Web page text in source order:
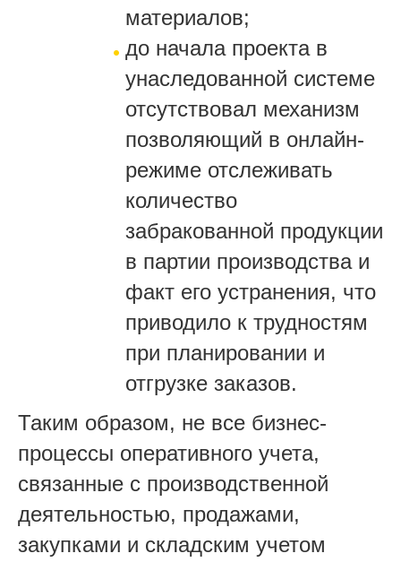
материалов;
до начала проекта в
унаследованной системе
отсутствовал механизм
позволяющий в онлайн-
режиме отслеживать
количество
забракованной продукции
в партии производства и
факт его устранения, что
приводило к трудностям
при планировании и
отгрузке заказов.
Таким образом, не все бизнес-
процессы оперативного учета,
связанные с производственной
деятельностью, продажами,
закупками и складским учетом